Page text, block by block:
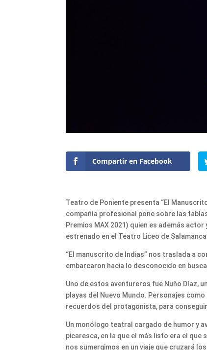
Compartir en Facebook
Teatro de Poniente presenta “El
compañía profesional pone sobre las
Premios MAX 2021) quien es además
estrenado en el Teatro Liceo de
“El manuscrito de Indias” nos traslada a
embarcaron hacia lo desconocido en
Uno de estos aventureros fue Nuño Díaz,
playas del Nuevo Mundo. Personajes
recuerdos del protagonista, para
Un monólogo teatral cargado de humor y
picaresca, en la que el más listo era el
nos sumergimos en un viaje que cruzará